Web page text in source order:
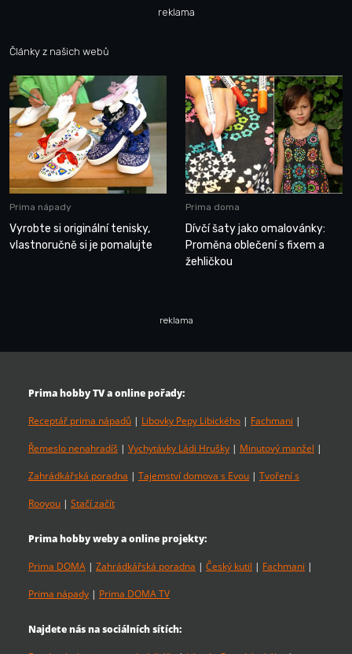
reklama
Články z našich webů
Prima nápady
Vyrobte si originální tenisky,
vlastnoručně si je pomalujte
Prima doma
Dívčí šaty jako omalovánky:
Proměna oblečení s fixem a
žehličkou
reklama
Prima hobby TV a online pořady:
Receptář prima nápadů | Libovky Pepy Libického | Fachmani |
Řemeslo nenahradíš | Vychytávky Ládi Hrušky | Minutový manžel |
Zahrádkářská poradna | Tajemství domova s Evou | Tvoření s
Rooyou | Stačí začít
Prima hobby weby a online projekty:
Prima DOMA | Zahrádkářská poradna | Český kutil | Fachmani |
Prima nápady | Prima DOMA TV
Najdete nás na sociálních sítích: